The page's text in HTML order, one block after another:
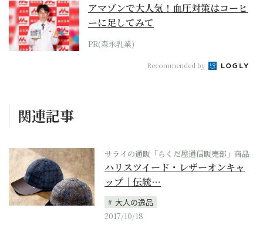
アマゾンで大人気！血圧対策はコーヒ
ーに足してみて
PR(森永乳業)
Recommended by
関連記事
サライの通販「らくだ屋通信販売部」商品
ハリスツイード・レザーオンキャ
ップ｜伝統…
大人の逸品
2017/10/18